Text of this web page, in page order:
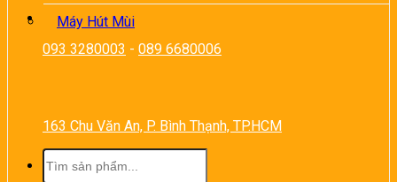
093 3280003 - 089 6680006
163 Chu Văn An, P. Bình Thạnh, TP.HCM
Tìm
kiếm:
Máy Hút Mùi